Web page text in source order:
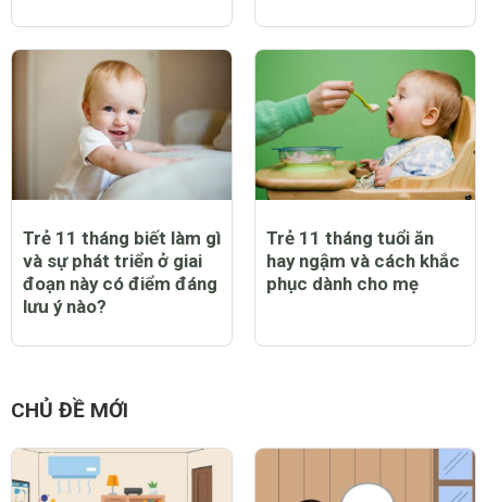
Trẻ 11 tháng biết làm gì
và sự phát triển ở giai
đoạn này có điểm đáng
lưu ý nào?
Trẻ 11 tháng tuổi ăn
hay ngậm và cách khắc
phục dành cho mẹ
CHỦ ĐỀ MỚI